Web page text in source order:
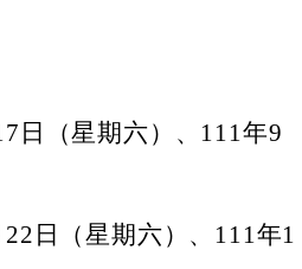
日（星期六）、111年9
日（星期六）、111年1